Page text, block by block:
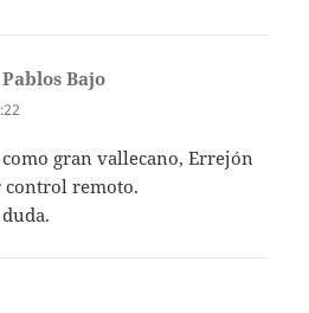
Bajo
como gran vallecano, Errejón
control remoto.